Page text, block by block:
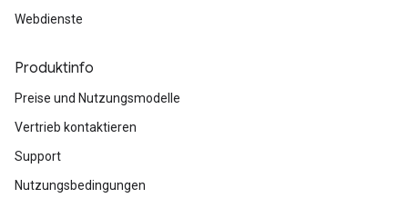
Webdienste
Produktinfo
Preise und Nutzungsmodelle
Vertrieb kontaktieren
Support
Nutzungsbedingungen